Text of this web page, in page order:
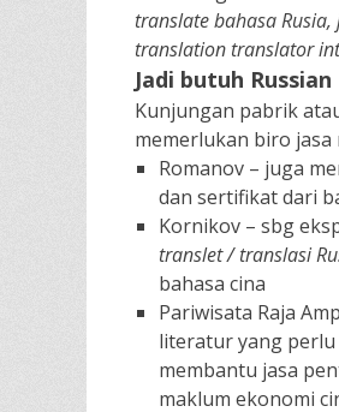
translate bahasa
translation translator
Jadi butuh
Kunjungan pabrik
memerlukan biro
Romanov – juga
dan sertifikat dari
Kornikov – sbg
translet / translasi
bahasa cina
Pariwisata Raja
literatur yang
membantu jasa
maklum ekonomi